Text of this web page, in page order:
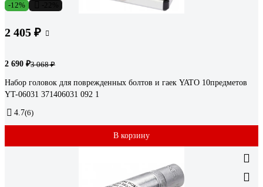
-12%
2 405 ₽
2 690 ₽3 068 ₽
Набор головок для поврежденных болтов и гаек YATO 10предметов
YT-06031 371406031 092 1
4.7(6)
В корзину